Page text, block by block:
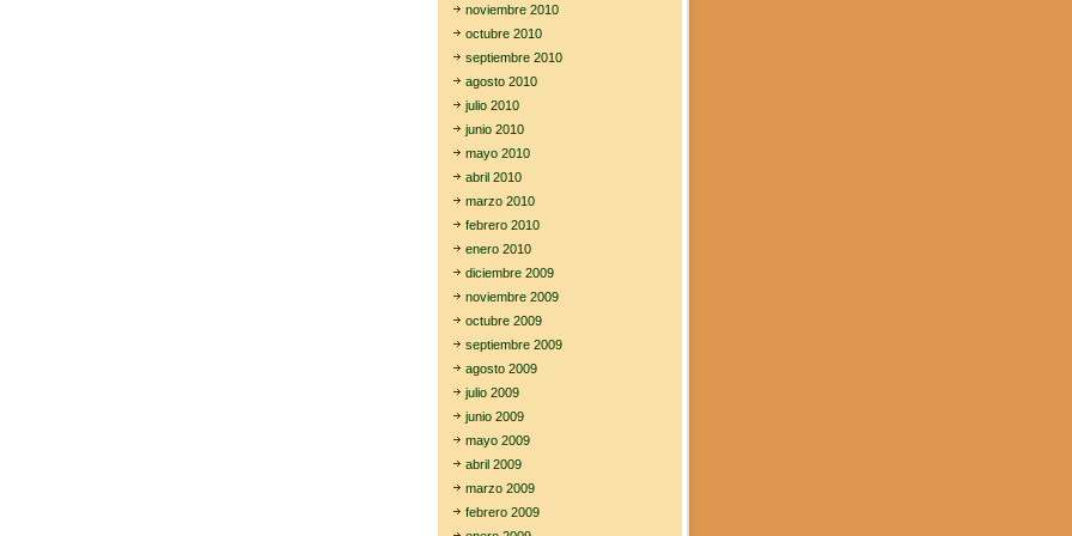
noviembre 2010
octubre 2010
septiembre 2010
agosto 2010
julio 2010
junio 2010
mayo 2010
abril 2010
marzo 2010
febrero 2010
enero 2010
diciembre 2009
noviembre 2009
octubre 2009
septiembre 2009
agosto 2009
julio 2009
junio 2009
mayo 2009
abril 2009
marzo 2009
febrero 2009